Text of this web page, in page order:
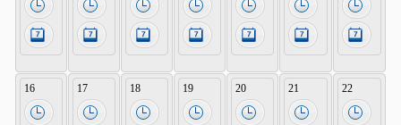
16 17 18 19 20 21 22